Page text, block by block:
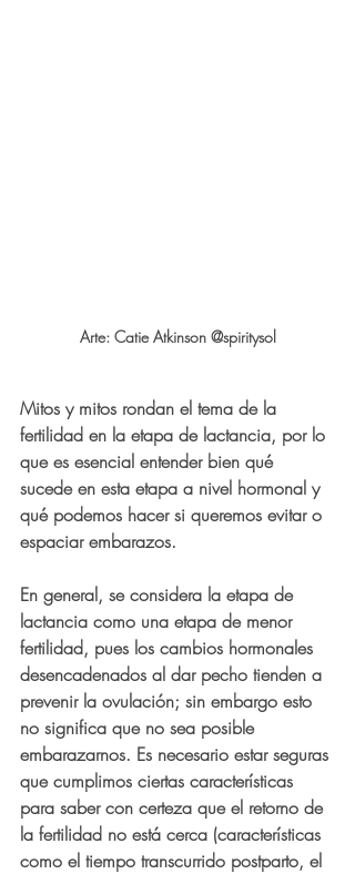
Arte: Catie Atkinson @spiritysol
Mitos y mitos rondan el tema de la
fertilidad en la etapa de lactancia, por lo
que es esencial entender bien qué
sucede en esta etapa a nivel hormonal y
qué podemos hacer si queremos evitar o
espaciar embarazos.
En general, se considera la etapa de
lactancia como una etapa de menor
fertilidad, pues los cambios hormonales
desencadenados al dar pecho tienden a
prevenir la ovulación; sin embargo esto
no significa que no sea posible
embarazarnos. Es necesario estar seguras
que cumplimos ciertas características
para saber con certeza que el retorno de
la fertilidad no está cerca (características
como el tiempo transcurrido postparto, el